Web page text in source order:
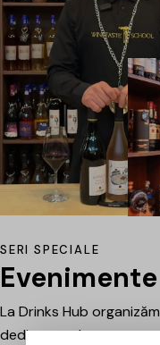
SERI SPECIALE
La Drinks Hub
dedicate celor care vor